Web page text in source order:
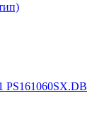
PS161060SX.DB